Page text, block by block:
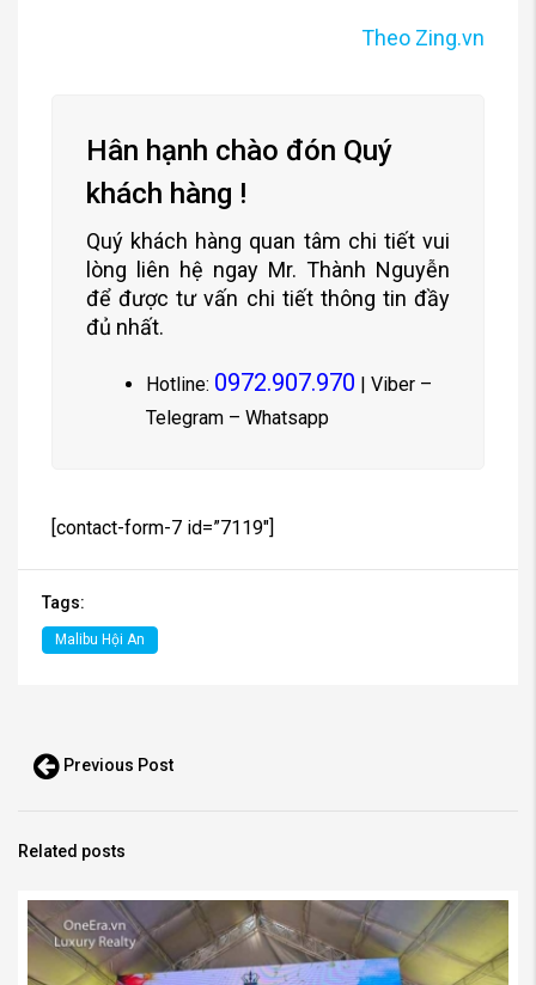
Theo Zing.vn
Hân hạnh chào đón Quý
khách hàng !
Quý khách hàng quan tâm chi tiết vui
lòng liên hệ ngay Mr. Thành Nguyễn
để được tư vấn chi tiết thông tin đầy
đủ nhất.
Hotline: 0972.907.970 | Viber –
Telegram – Whatsapp
[contact-form-7 id=”7119″]
Tags:
Malibu Hội An
Previous Post
Related posts